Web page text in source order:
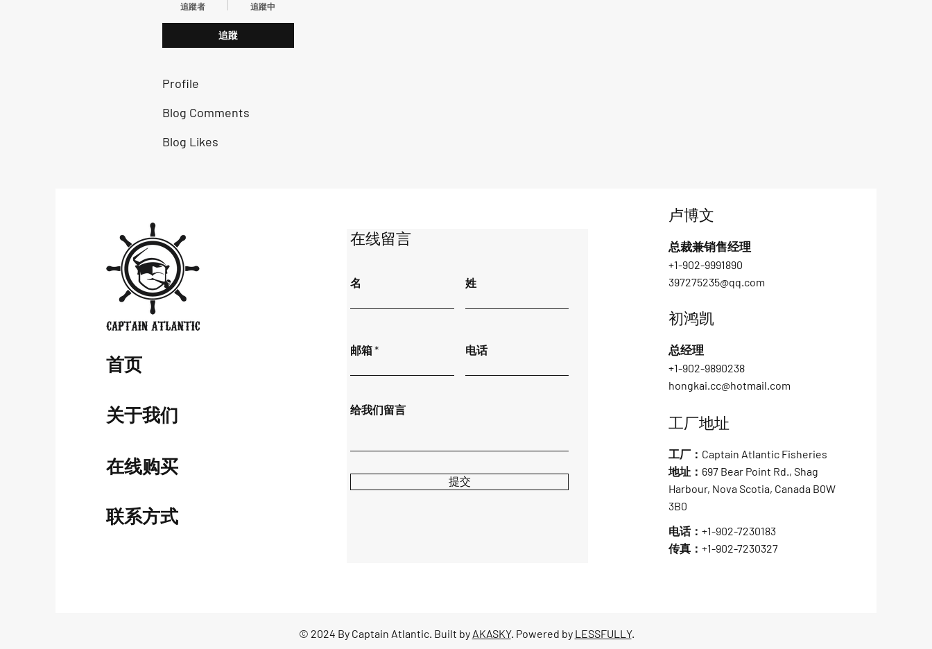
追蹤者 追蹤中
追蹤
Profile
Blog Comments
Blog Likes
​首页
关于我们
​在线购买
联系方式
​在线留言
名 姓
邮箱 电话
给我们留言
提交
卢博文
总裁兼销售经理
+1-902-9991890
397275235@qq.com
初鸿凯
总经理
+1-902-9890238
hongkai.cc@hotmail.com
工厂地址
工厂：Captain Atlantic Fisheries
地址：697 Bear Point Rd., Shag
Harbour, Nova Scotia, Canada B0W
3B0
电话：+1-902-7230183
传真：+1-902-7230327
© 2024 By Captain Atlantic. Built by AKASKY. Powered by LESSFULLY.